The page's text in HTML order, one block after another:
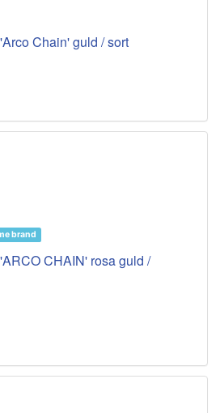
Chain' guld / sort
brand
CHAIN' rosa guld /